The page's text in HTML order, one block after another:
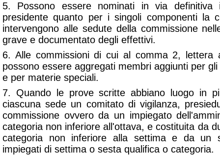
5. Possono essere nominati in via
presidente quanto per i singoli componenti la
intervengono alle sedute della commissione
grave e documentato degli effettivi.
6. Alle commissioni di cui al comma 2, lettera
possono essere aggregati membri aggiunti per
e per materie speciali.
7. Quando le prove scritte abbiano luogo in
ciascuna sede un comitato di vigilanza,
commissione ovvero da un impiegato
categoria non inferiore all'ottava, e costituita da
categoria non inferiore alla settima e da un
impiegati di settima o sesta qualifica o categoria.